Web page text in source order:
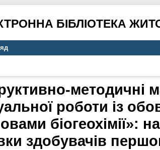
БІБЛІОТЕКА
методичні
роботи із
біогеохімії»:
здобувачів